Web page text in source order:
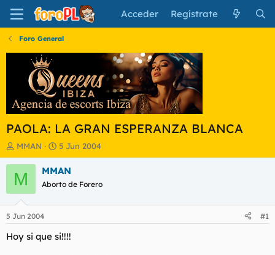
Acceder Regístrate
Foro General
PAOLA: LA GRAN ESPERANZA BLANCA
I
n
i
c
a
d
o
r
d
MMAN
F
e
c
a
i
n
5 Jun 2004
M MMAN
Aborto de Forero
5 Jun 2004 #1
Hoy si que si!!!!